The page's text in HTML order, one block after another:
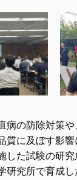
病の防除対策
質に及ぼす影
した試験の研究
研究所で育成